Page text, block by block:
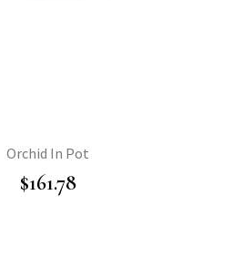
Orchid In Pot
$161.78